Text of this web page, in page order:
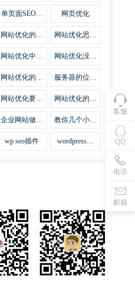
单页面SEO网
网页优化
网站优化的误
网站优化思路
要
网站优化中关
干问题
网站优化没有
味道
网站优化的费
服务器的位置
影响
网站优化要不
网站优化的逆
企业网站做好
势
教你几个小技
页优化
wp seo插件
wordpress插
客服
QQ
电话
邮箱